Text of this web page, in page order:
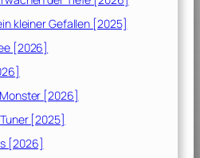
kleiner Gefallen [2025]
[2026]
[2026]
[2025]
[2026]